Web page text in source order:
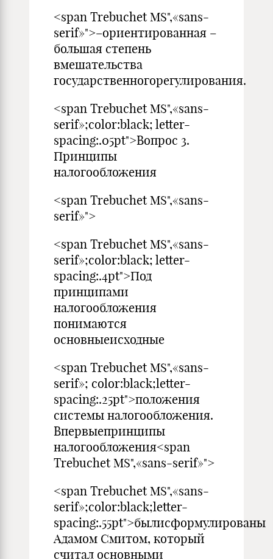
<span Trebuchet MS",«sans-
serif»">–ориентированная –
большая степень
вмешательства
государственногорегулирования.
<span Trebuchet MS",«sans-
serif»;color:black; letter-
spacing:.05pt">Вопрос 3.
Принципы
налогообложения
<span Trebuchet MS",«sans-
serif»">
<span Trebuchet MS",«sans-
serif»;color:black; letter-
spacing:.4pt">Под
принципами
налогообложения
понимаются
основныеисходные
<span Trebuchet MS",«sans-
serif»; color:black;letter-
spacing:.25pt">положения
системы налогообложения.
Впервыепринципы
налогообложения<span
Trebuchet MS",«sans-serif»">
<span Trebuchet MS",«sans-
serif»;color:black;letter-
spacing:.55pt">былисформулированы
Адамом Смитом, который
считал основными